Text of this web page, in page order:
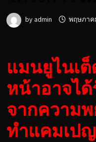
byadmin พฤษภาค
แมนยูไนเ
หน้าอาจไ
จากความพ
ทำแคมเปญ